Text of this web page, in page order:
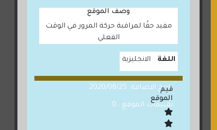
وصف الموقع
مفيد حقًا لمراقبة حركة المرور في الوقت
الفعلي
اللغة الانجليزية
تاريخ الاضافة: 2020/08/25
تقييمات الموقع : 0
قيم
الموقع